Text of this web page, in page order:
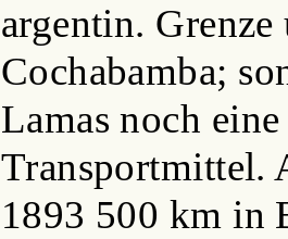
argentin.
Cochabamba;
Lamas noch
Transportmittel.
1893 500 km in